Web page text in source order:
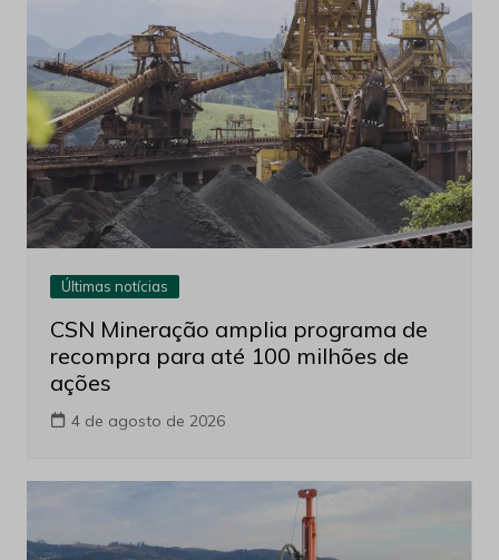
Últimas notícias
CSN Mineração amplia programa de
recompra para até 100 milhões de
ações
4 de agosto de 2026